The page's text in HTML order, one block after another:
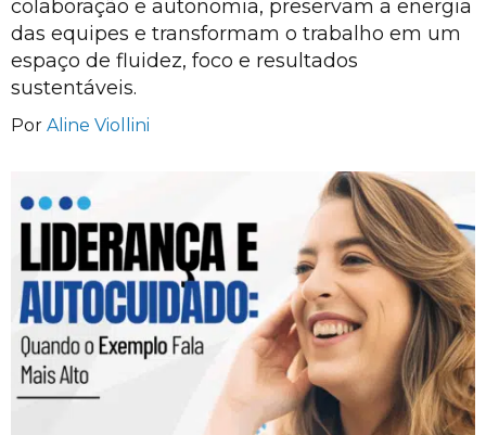
colaboração e autonomia, preservam a energia
das equipes e transformam o trabalho em um
espaço de fluidez, foco e resultados
sustentáveis.
Por Aline Viollini